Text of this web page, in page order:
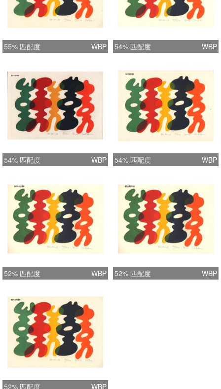
55% 匹配度 WBP 54% 匹配度 WBP
54% 匹配度 WBP 54% 匹配度 WBP
52% 匹配度 WBP 52% 匹配度 WBP
52% 匹配度 WBP